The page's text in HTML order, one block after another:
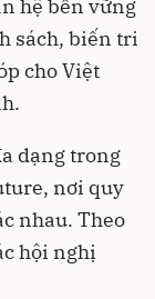
hệ bền vững
sách, biến tri
cho Việt
dạng trong
nơi quy
nhau. Theo
hội nghị